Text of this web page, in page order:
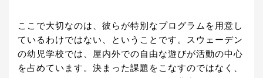
ここで大切なのは、彼らが特別なプログラムを用意し
ているわけではない、ということです。スウェーデン
の幼児学校では、屋内外での自由な遊びが活動の中心
を占めています。決まった課題をこなすのではなく、